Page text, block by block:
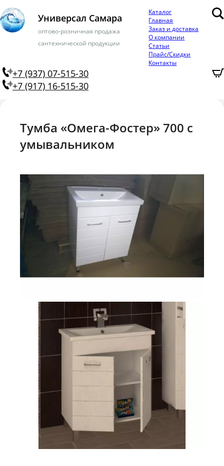
Универсал Самара
оптово-розничная продажа
сантехнической продукции
Каталог
Главная
Заказ и доставка
О компании
Статьи
Прайс/Скидки
Контакты
+7 (937) 07-515-30
+7 (917) 16-515-30
Тумба «Омега-Фостер» 700 с
умывальником